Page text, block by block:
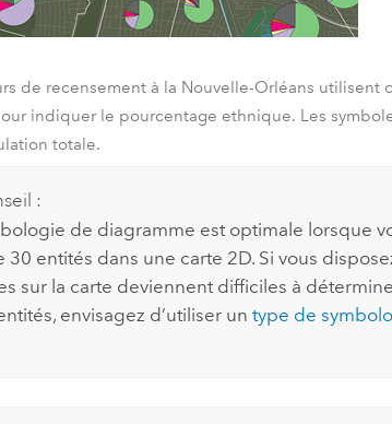
de recensement à la Nouvelle-Orléans utilisent
indiquer le pourcentage ethnique. Les
totale.
:
de diagramme est optimale lorsque
30 entités dans une carte 2D. Si vous
sur la carte deviennent difficiles à
envisagez d’utiliser un type de